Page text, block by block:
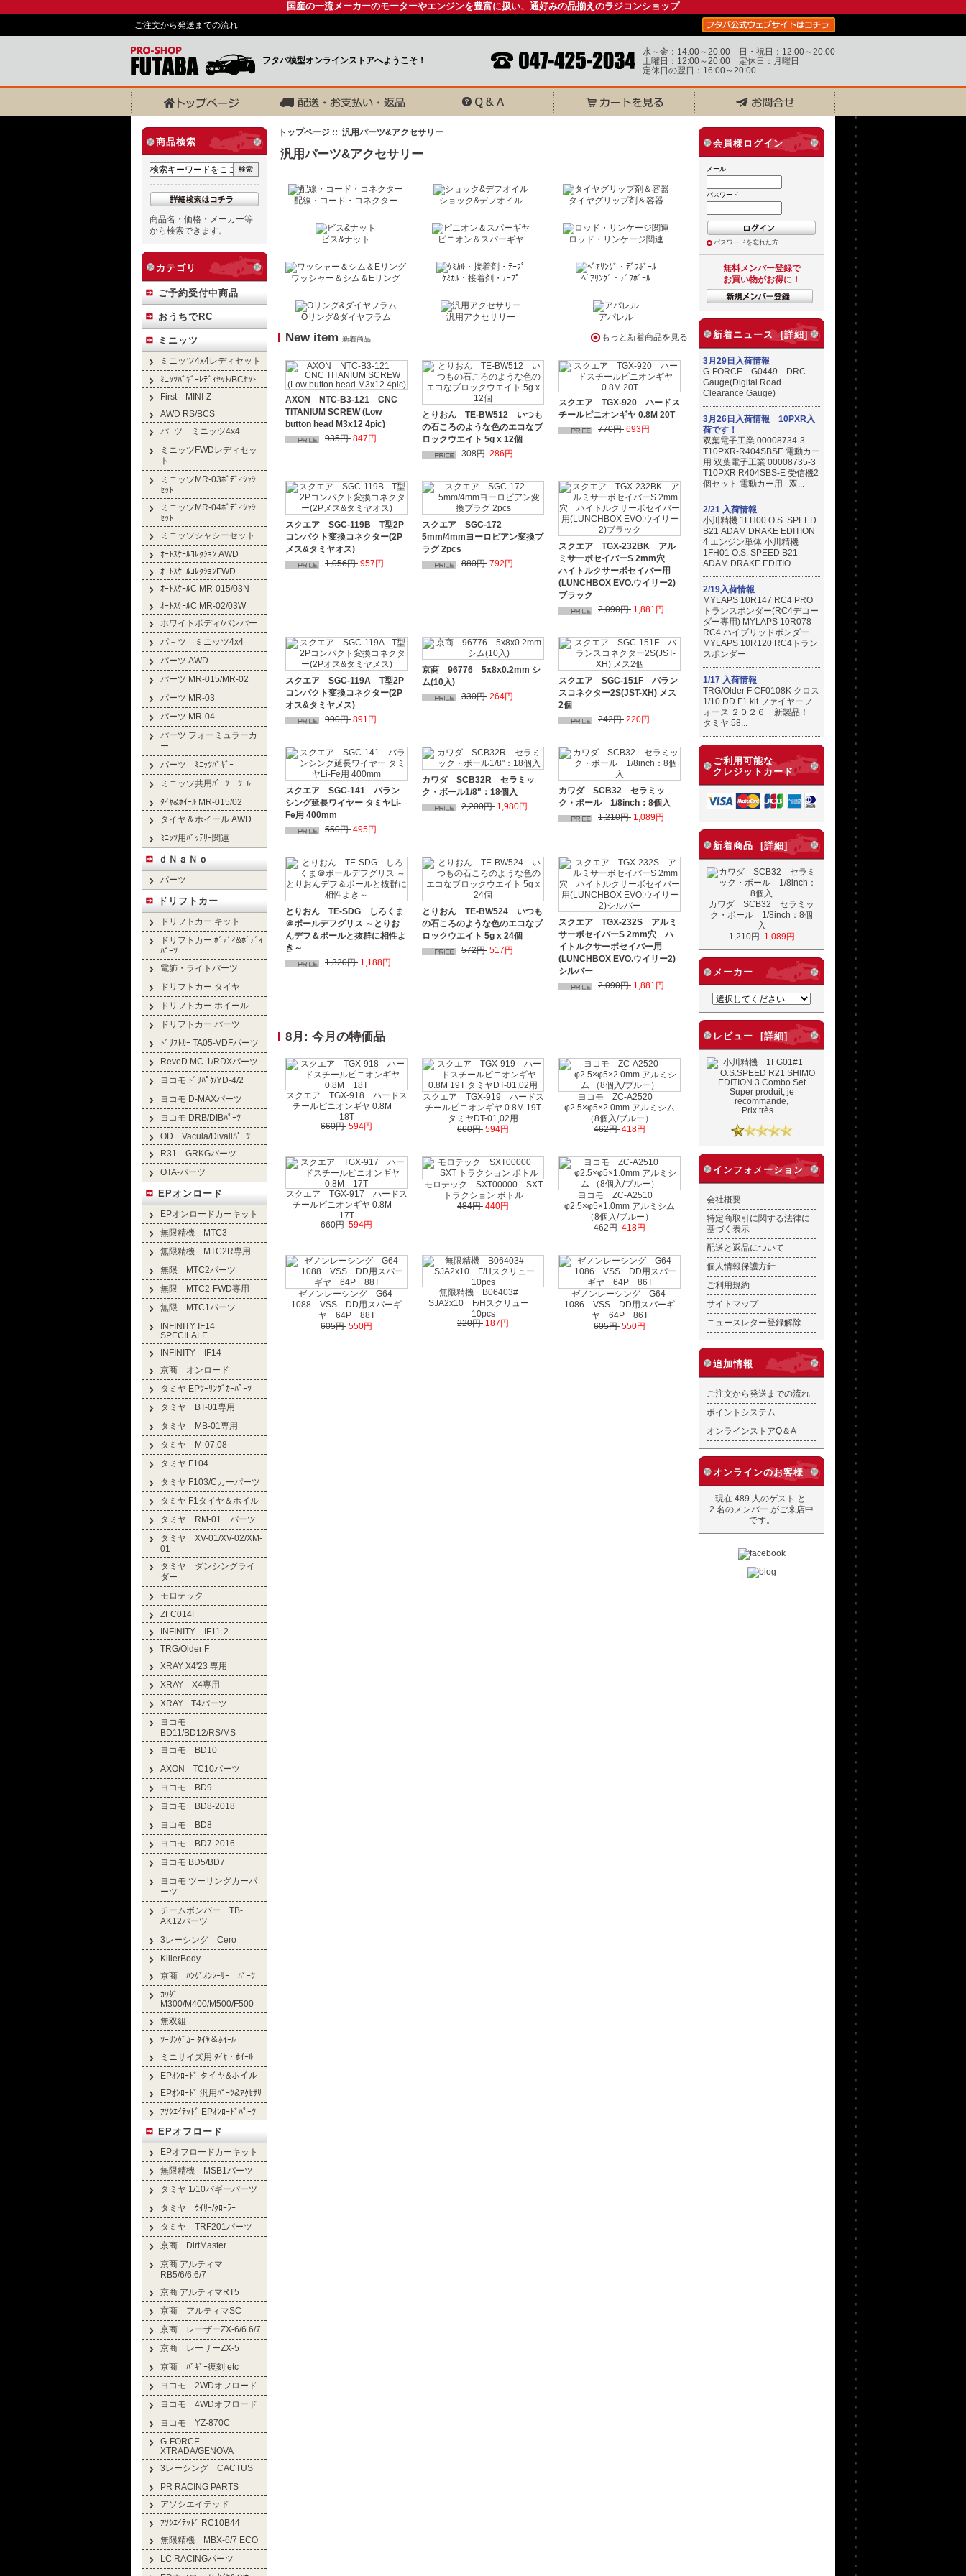
国産の一流メーカーのモーターやエンジンを豊富に扱い、通好みの品揃えのラジコンショップ
ご注文から発送までの流れ
フタバ模型オンラインストアへようこそ！
水～金：14:00～20:00 日・祝日：12:00～20:00
土曜日：12:00～20:00 定休日：月曜日
定休日の翌日：16:00～20:00
商品検索
商品名・価格・メーカー等
から検索できます。
カテゴリ
ご予約受付中商品
おうちでRC
ミニッツ
ミニッツ4x4レディセット
ﾐﾆｯﾂﾊﾞｷﾞｰﾚﾃﾞｨｾｯﾄ/BCｾｯﾄ
First MINI-Z
AWD RS/BCS
パ−ツ ミニッツ4x4
ミニッツFWDレディセッ
ト
ミニッツMR-03ﾎﾞﾃﾞｨｼｬｼｰ
ｾｯﾄ
ミニッツMR-04ﾎﾞﾃﾞｨｼｬｼｰ
ｾｯﾄ
ミニッツシャシーセット
ｵｰﾄｽｹｰﾙｺﾚｸｼｮﾝ AWD
ｵｰﾄｽｹｰﾙｺﾚｸｼｮﾝFWD
ｵｰﾄｽｹｰﾙC MR-015/03N
ｵｰﾄｽｹｰﾙC MR-02/03W
ホワイトボディ/バンパー
パ－ツ ミニッツ4x4
パーツ AWD
パーツ MR-015/MR-02
パーツ MR-03
パーツ MR-04
パーツ フォーミュラーカ
ー
パーツ ﾐﾆｯﾂﾊﾞｷﾞｰ
ミニッツ共用ﾊﾟｰﾂ・ﾂｰﾙ
ﾀｲﾔ&ﾎｲｰﾙ MR-015/02
タイヤ＆ホイール AWD
ﾐﾆｯﾂ用ﾊﾞｯﾃﾘｰ関連
ｄＮａＮｏ
パーツ
ドリフトカー
ドリフトカー キット
ドリフトカー ﾎﾞﾃﾞｨ&ﾎﾞﾃﾞｨ
ﾊﾟｰﾂ
電飾・ライトパーツ
ドリフトカー タイヤ
ドリフトカー ホイール
ドリフトカー パーツ
ﾄﾞﾘﾌﾄｶｰ TA05-VDFパーツ
ReveD MC-1/RDXパーツ
ヨコモ ﾄﾞﾘﾊﾟｹ/YD-4/2
ヨコモ D-MAXパーツ
ヨコモ DRB/DIBﾊﾟｰﾂ
OD Vacula/Divallﾊﾟｰﾂ
R31 GRKGパーツ
OTA-パーツ
EPオンロード
EPオンロードカーキット
無限精機 MTC3
無限精機 MTC2R専用
無限 MTC2パーツ
無限 MTC2-FWD専用
無限 MTC1パーツ
INFINITY IF14
SPECILALE
INFINITY IF14
京商 オンロード
タミヤ EPﾂｰﾘﾝｸﾞｶｰﾊﾟｰﾂ
タミヤ BT-01専用
タミヤ MB-01専用
タミヤ M-07,08
タミヤ F104
タミヤ F103/Cカーパーツ
タミヤ F1タイヤ＆ホイル
タミヤ RM-01 パーツ
タミヤ XV-01/XV-02/XM-
01
タミヤ ダンシングライ
ダー
モロテック
ZFC014F
INFINITY IF11-2
TRG/Older F
XRAY X4'23 専用
XRAY X4専用
XRAY T4パーツ
ヨコモ
BD11/BD12/RS/MS
ヨコモ BD10
AXON TC10パーツ
ヨコモ BD9
ヨコモ BD8-2018
ヨコモ BD8
ヨコモ BD7-2016
ヨコモ BD5/BD7
ヨコモ ツーリングカーパ
ーツ
チームボンバー TB-
AK12パーツ
3レーシング Cero
KillerBody
京商 ﾊﾝｸﾞｵﾝﾚｰｻｰ ﾊﾟｰﾂ
ｶﾜﾀﾞ
M300/M400/M500/F500
無双組
ﾂｰﾘﾝｸﾞｶｰ ﾀｲﾔ＆ﾎｲｰﾙ
ミニサイズ用 ﾀｲﾔ・ﾎｲｰﾙ
EPｵﾝﾛｰﾄﾞ タイヤ&ホイル
EPｵﾝﾛｰﾄﾞ 汎用ﾊﾟｰﾂ&ｱｸｾｻﾘ
ｱｿｼｴｲﾃｯﾄﾞ EPｵﾝﾛｰﾄﾞﾊﾟｰﾂ
EPオフロード
EPオフロードカーキット
無限精機 MSB1パーツ
タミヤ 1/10バギーパーツ
タミヤ ｳｲﾘｰ/ｸﾛｰﾗｰ
タミヤ TRF201パーツ
京商 DirtMaster
京商 アルティマ
RB5/6/6.6/7
京商 アルティマRT5
京商 アルティマSC
京商 レーザーZX-6/6.6/7
京商 レーザーZX-5
京商 ﾊﾞｷﾞｰ復刻 etc
ヨコモ 2WDオフロード
ヨコモ 4WDオフロード
ヨコモ YZ-870C
G-FORCE
XTRADA/GENOVA
3レーシング CACTUS
PR RACING PARTS
アソシエイテッド
ｱｿｼｴｲﾃｯﾄﾞ RC10B44
無限精機 MBX-6/7 ECO
LC RACINGパーツ
トップページ :: 汎用パーツ&アクセサリー
汎用パーツ&アクセサリー
配線・コード・コネクター ショック&デフオイル タイヤグリップ剤＆容器
ビス&ナット ピニオン＆スパーギヤ ロッド・リンケージ関連
ワッシャー＆シム＆Eリング ｹﾐｶﾙ・接着剤・ﾃｰﾌﾟ ﾍﾞｱﾘﾝｸﾞ・ﾃﾞﾌﾎﾞｰﾙ
Oリング&ダイヤフラム 汎用アクセサリー アパレル
New item 新着商品 もっと新着商品を見る
AXON NTC-B3-121 CNC
TITANIUM SCREW (Low
button head M3x12 4pic)
935円 847円
とりおん TE-BW512 いつも
の石ころのような色のエコなブ
ロックウエイト 5g x 12個
308円 286円
スクエア TGX-920 ハードス
チールピニオンギヤ 0.8M 20T
770円 693円
スクエア SGC-119B T型2P
コンパクト変換コネクター(2P
メス&タミヤオス)
1,056円 957円
スクエア SGC-172
5mm/4mmヨーロピアン変換プ
ラグ 2pcs
880円 792円
スクエア TGX-232BK アル
ミサーボセイバーS 2mm穴
ハイトルクサーボセイバー用
(LUNCHBOX EVO.ウイリー2)
ブラック
2,090円 1,881円
スクエア SGC-119A T型2P
コンパクト変換コネクター(2P
オス&タミヤメス)
990円 891円
京商 96776 5x8x0.2mm シ
ム(10入)
330円 264円
スクエア SGC-151F バラン
スコネクター2S(JST-XH) メス
2個
242円 220円
スクエア SGC-141 バラン
シング延長ワイヤー タミヤLi-
Fe用 400mm
550円 495円
カワダ SCB32R セラミッ
ク・ボール1/8"：18個入
2,200円 1,980円
カワダ SCB32 セラミッ
ク・ボール 1/8inch：8個入
1,210円 1,089円
とりおん TE-SDG しろくま
＠ボールデフグリス ～とりお
んデフ＆ボールと抜群に相性よ
き～
1,320円 1,188円
とりおん TE-BW524 いつも
の石ころのような色のエコなブ
ロックウエイト 5g x 24個
572円 517円
スクエア TGX-232S アルミ
サーボセイバーS 2mm穴 ハ
イトルクサーボセイバー用
(LUNCHBOX EVO.ウイリー2)
シルバー
2,090円 1,881円
8月: 今月の特価品
スクエア TGX-918 ハードス
チールピニオンギヤ 0.8M
18T
660円 594円
スクエア TGX-919 ハードス
チールピニオンギヤ 0.8M 19T
タミヤDT-01,02用
660円 594円
ヨコモ ZC-A2520
φ2.5×φ5×2.0mm アルミシム
（8個入/ブルー）
462円 418円
スクエア TGX-917 ハードス
チールピニオンギヤ 0.8M
17T
660円 594円
モロテック SXT00000 SXT
トラクション ボトル
484円 440円
ヨコモ ZC-A2510
φ2.5×φ5×1.0mm アルミシム
（8個入/ブルー）
462円 418円
ゼノンレーシング G64-
1088 VSS DD用スパーギ
ヤ 64P 88T
605円 550円
無限精機 B06403#
SJA2x10 F/Hスクリュー
10pcs
220円 187円
ゼノンレーシング G64-
1086 VSS DD用スパーギ
ヤ 64P 86T
605円 550円
会員様ログイン
メール
パスワード
パスワードを忘れた方
無料メンバー登録で
お買い物がお得に！
新着ニュース [詳細]
3月29日入荷情報
G-FORCE G0449 DRC
Gauge(Digital Road
Clearance Gauge)
3月26日入荷情報 10PXR入
荷です！
双葉電子工業 00008734-3
T10PXR-R404SBSE 電動カー
用 双葉電子工業 00008735-3
T10PXR R404SBS-E 受信機2
個セット 電動カー用 双...
2/21 入荷情報
小川精機 1FH00 O.S. SPEED
B21 ADAM DRAKE EDITION
4 エンジン単体 小川精機
1FH01 O.S. SPEED B21
ADAM DRAKE EDITIO...
2/19入荷情報
MYLAPS 10R147 RC4 PRO
トランスポンダー(RC4デコー
ダー専用) MYLAPS 10R078
RC4 ハイブリッドポンダー
MYLAPS 10R120 RC4トラン
スポンダー
1/17 入荷情報
TRG/Older F CF0108K クロス
1/10 DD F1 kit ファイヤーフ
ォース ２０２６ 新製品！
タミヤ 58...
ご利用可能な
クレジットカード
新着商品 [詳細]
カワダ SCB32 セラミッ
ク・ボール 1/8inch：8個
入
1,210円 1,089円
メーカー
レビュー [詳細]
Super produit, je
recommande,
Prix très ...
インフォメーション
会社概要
特定商取引に関する法律に
基づく表示
配送と返品について
個人情報保護方針
ご利用規約
サイトマップ
ニュースレター登録解除
追加情報
ご注文から発送までの流れ
ポイントシステム
オンラインストアQ＆A
オンラインのお客様
現在 489 人のゲスト と
2 名のメンバー がご来店中
です。